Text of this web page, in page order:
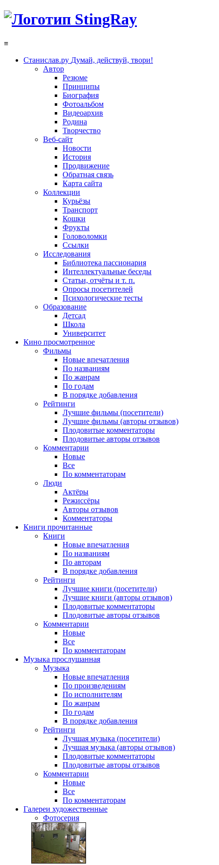
≡
Станислав.ру Думай, действуй, твори!
Автор
Резюме
Принципы
Биография
Фотоальбом
Видеоархив
Родина
Творчество
Веб-сайт
Новости
История
Продвижение
Обратная связь
Карта сайта
Коллекции
Курьёзы
Транспорт
Кошки
Фрукты
Головоломки
Ссылки
Исследования
Библиотека пассионария
Интеллектуальные беседы
Статьи, отчёты и т. п.
Опросы посетителей
Психологические тесты
Образование
Детсад
Школа
Университет
Кино просмотренное
Фильмы
Новые впечатления
По названиям
По жанрам
По годам
В порядке добавления
Рейтинги
Лучшие фильмы (посетители)
Лучшие фильмы (авторы отзывов)
Плодовитые комментаторы
Плодовитые авторы отзывов
Комментарии
Новые
Все
По комментаторам
Люди
Актёры
Режиссёры
Авторы отзывов
Комментаторы
Книги прочитанные
Книги
Новые впечатления
По названиям
По авторам
В порядке добавления
Рейтинги
Лучшие книги (посетители)
Лучшие книги (авторы отзывов)
Плодовитые комментаторы
Плодовитые авторы отзывов
Комментарии
Новые
Все
По комментаторам
Музыка прослушанная
Музыка
Новые впечатления
По произведениям
По исполнителям
По жанрам
По годам
В порядке добавления
Рейтинги
Лучшая музыка (посетители)
Лучшая музыка (авторы отзывов)
Плодовитые комментаторы
Плодовитые авторы отзывов
Комментарии
Новые
Все
По комментаторам
Галереи художественные
Фотосерия